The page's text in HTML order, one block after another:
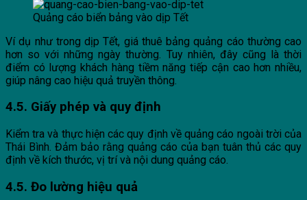
Quảng cáo biển bảng vào dịp Tết
Ví dụ như trong dịp Tết, giá thuê bảng quảng cáo thường cao
hơn so với những ngày thường. Tuy nhiên, đây cũng là thời
điểm có lượng khách hàng tiềm năng tiếp cận cao hơn nhiều,
giúp nâng cao hiệu quả truyền thông.
4.5. Giấy phép và quy định
Kiểm tra và thực hiện các quy định về quảng cáo ngoài trời của
Thái Bình. Đảm bảo rằng quảng cáo của bạn tuân thủ các quy
định về kích thước, vị trí và nội dung quảng cáo.
4.5. Đo lường hiệu quả